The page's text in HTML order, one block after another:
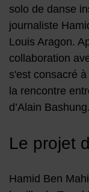
solo de danse
journaliste
Louis Aragon.
collaboration
s'est consacré
la rencontre
d’Alain Bashung.
Le projet
Hamid Ben